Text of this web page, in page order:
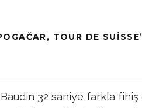
TOUR DE
32 saniye farkla finiş